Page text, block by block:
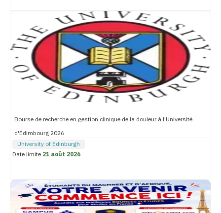
Bourse de recherche en gestion clinique de la douleur à l'Université
d'Édimbourg 2026
University of Edinburgh
Date limite 21 août 2026